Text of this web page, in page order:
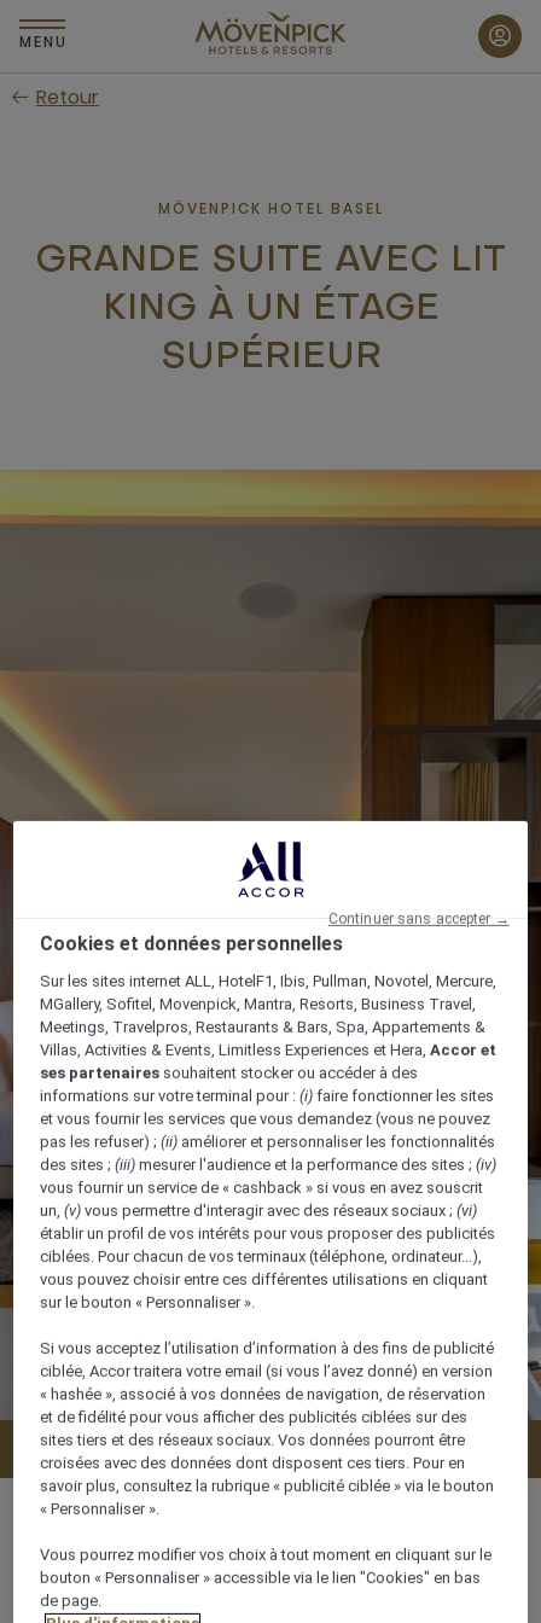
Passer
au
principal
MENU
Retour
MÖVENPICK HOTEL BASEL
GRANDE SUITE AVEC LIT
KING À UN ÉTAGE
SUPÉRIEUR
Vérifier la disponibilité
67 m²
Cookies et données personnelles
Sur les sites internet ALL, HotelF1, Ibis, Pullman, Novotel, Mercure,
MGallery, Sofitel, Movenpick, Mantra, Resorts, Business Travel,
Meetings, Travelpros, Restaurants & Bars, Spa, Appartements &
Villas, Activities & Events, Limitless Experiences et Hera,Accor et
ses partenaires souhaitent stocker ou accéder à des
informations sur votre terminal pour :(i) faire fonctionner les sites
et vous fournir les services que vous demandez (vous ne pouvez
pas les refuser) ;(ii) améliorer et personnaliser les fonctionnalités
des sites ;(iii) mesurer l'audience et la performance des sites ;(iv)
vous fournir un service de « cashback » si vous en avez souscrit
un,(v) vous permettre d'interagir avec des réseaux sociaux ;(vi)
établir un profil de vos intérêts pour vous proposer des publicités
ciblées. Pour chacun de vos terminaux (téléphone, ordinateur…),
vous pouvez choisir entre ces différentes utilisations en cliquant
sur le bouton « Personnaliser ».
Si vous acceptez l’utilisation d’information à des fins de publicité
ciblée, Accor traitera votre email (si vous l’avez donné) en version
« hashée », associé à vos données de navigation, de réservation
et de fidélité pour vous afficher des publicités ciblées sur des
sites tiers et des réseaux sociaux. Vos données pourront être
croisées avec des données dont disposent ces tiers. Pour en
savoir plus, consultez la rubrique « publicité ciblée » via le bouton
« Personnaliser ».
Vous pourrez modifier vos choix à tout moment en cliquant sur le
bouton « Personnaliser » accessible via le lien "Cookies" en bas
de page.
Continuer sans accepter →